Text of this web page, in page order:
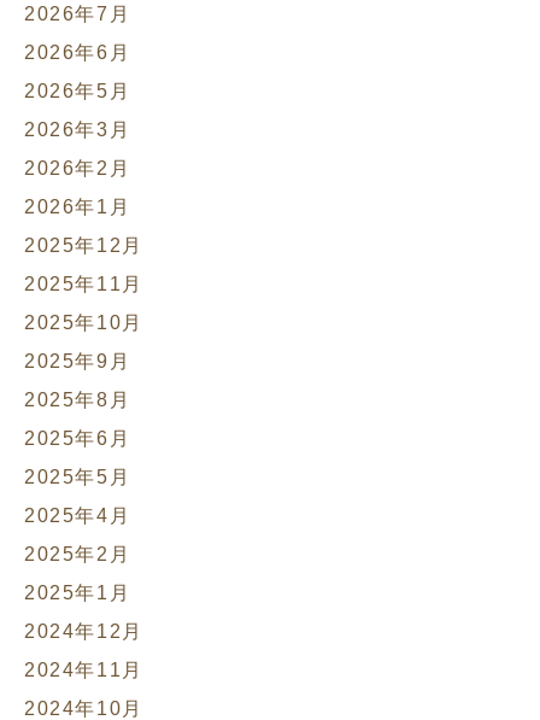
2026年7月
2026年6月
2026年5月
2026年3月
2026年2月
2026年1月
2025年12月
2025年11月
2025年10月
2025年9月
2025年8月
2025年6月
2025年5月
2025年4月
2025年2月
2025年1月
2024年12月
2024年11月
2024年10月